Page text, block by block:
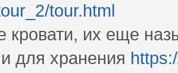
tour.html
кровати, их еще
для хранения